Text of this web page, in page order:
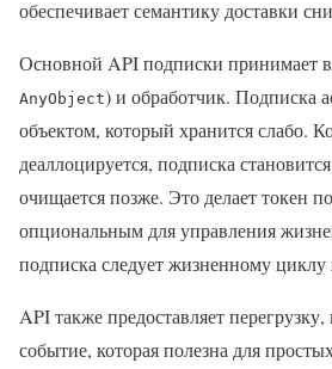
обеспечивает семантику доставки
Основной API подписки принимает
AnyObject) и обработчик. Подписка
объектом, который хранится слабо.
деаллоцируется, подписка
очищается позже. Это делает токен
опциональным для управления
подписка следует жизненному циклу
API также предоставляет
событие, которая полезна для